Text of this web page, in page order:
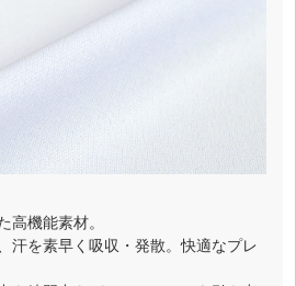
高機能素材。
汗を素早く吸収・発散。快適なプレ